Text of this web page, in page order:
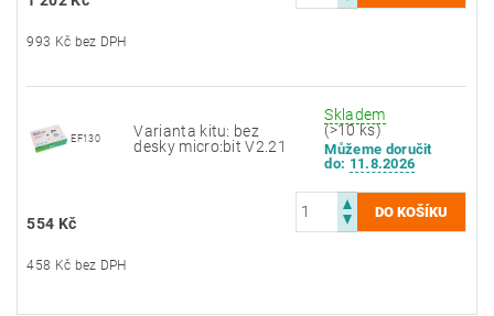
993 Kč bez DPH
EF130
Varianta kitu: bez
desky micro:bit V2.21
Skladem
(>10 ks)
Můžeme doručit
do: 11.8.2026
554 Kč
458 Kč bez DPH